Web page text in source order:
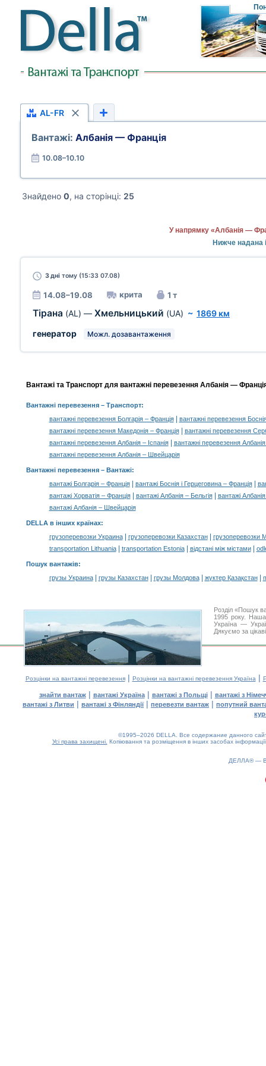
AL-FR
Вантажі: Албанія — Франція
10.08–10.10
Знайдено 0, на сторінці: 25
У напрямку «Албанія —
Нижче надана
3 дні тому (15:33 07.08)
14.08–19.08 крита 1 т
Тірана (AL) — Хмельницький (UA) ~ 1869 км
генератор
Можл. дозавантаження
Вантажі та Транспорт для вантажні перевезення Албанія —
Вантажні перевезення– Транспорт:
вантажні перевезення Болгарія – Франція|
вантажні перевезення
вантажні перевезення Македонія – Франція|
вантажні перевезення
вантажні перевезення Албанія – Іспанія|
вантажні перевезення Албанія
вантажні перевезення Албанія – Швейцарія
Вантажні перевезення – Вантажі:
вантажі Болгарія – Франція| вантажі Боснія і Герцеговина – Франція|
вантажі Хорватія – Франція| вантажі Албанія – Бельгія|
вантажі Албанія
вантажі Албанія – Швейцарія
DELLA в інших країнах:
грузоперевозки Украина| грузоперевозки Казахстан|
грузоперевозки
transportation Lithuania| transportation Estonia| відстані між містами|
Пошук вантажів:
грузы Украина| грузы Казахстан| грузы Молдова| жүктер Қазақстан|
Розділ «Пошук
1995 року. Наша
Україна —
Дякуємо за
Розцінки на вантажні перевезення| Розцінки на вантажні перевезення Україна |
знайти вантаж| вантажі Україна| вантажі з Польщі| вантажі з
вантажі з Литви | вантажі з Фінляндії| перевезти вантаж | попутний
©1995–2026 DELLA. Все содержание данного
Усі права захищені. Копіювання та розміщення в інших засобах
ДЕЛЛА® —